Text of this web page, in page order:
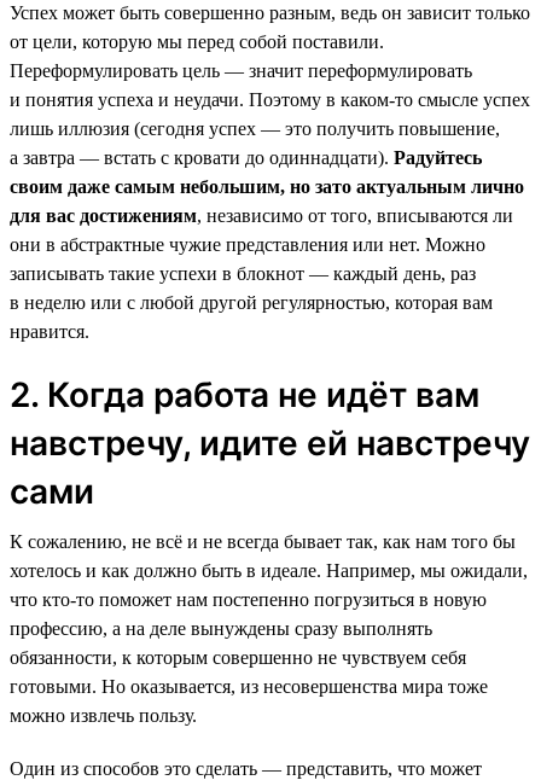
Успех может быть совершенно разным, ведь он зависит только
от цели, которую мы перед собой поставили.
Переформулировать цель — значит переформулировать
и понятия успеха и неудачи. Поэтому в каком-то смысле успех
лишь иллюзия (сегодня успех — это получить повышение,
а завтра — встать с кровати до одиннадцати). Радуйтесь
своим даже самым небольшим, но зато актуальным лично
для вас достижениям, независимо от того, вписываются ли
они в абстрактные чужие представления или нет. Можно
записывать такие успехи в блокнот — каждый день, раз
в неделю или с любой другой регулярностью, которая вам
нравится.
2. Когда работа не идёт вам
навстречу, идите ей навстречу
сами
К сожалению, не всё и не всегда бывает так, как нам того бы
хотелось и как должно быть в идеале. Например, мы ожидали,
что кто-то поможет нам постепенно погрузиться в новую
профессию, а на деле вынуждены сразу выполнять
обязанности, к которым совершенно не чувствуем себя
готовыми. Но оказывается, из несовершенства мира тоже
можно извлечь пользу.
Один из способов это сделать — представить, что может